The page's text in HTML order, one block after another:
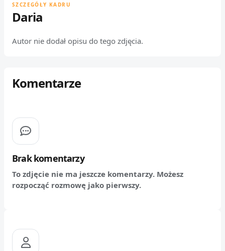
SZCZEGÓŁY KADRU
Daria
Autor nie dodał opisu do tego zdjęcia.
Komentarze
Brak komentarzy
To zdjęcie nie ma jeszcze komentarzy. Możesz
rozpocząć rozmowę jako pierwszy.